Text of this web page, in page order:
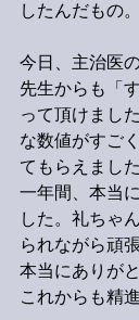
したんだもの。
今日、主治医
先生からも「
って頂けまし
な数値がすご
てもらえまし
一年間、本当
した。礼ちゃ
られながら頑
本当にありが
これからも精